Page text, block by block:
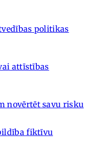
politikas
attīstības
novērtēt savu risku
fiktīvu